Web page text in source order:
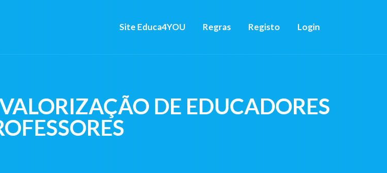
Site Educa4YOU Regras Registo Login
DE EDUCADORES